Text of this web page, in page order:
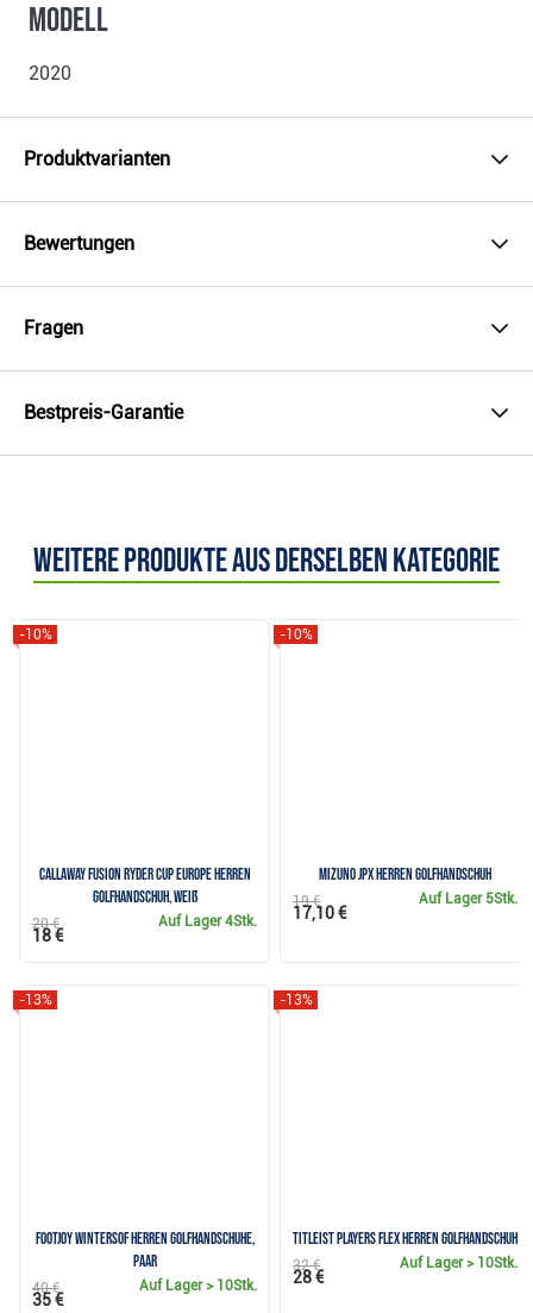
Modell
2020
Produktvarianten
Bewertungen
Fragen
Bestpreis-Garantie
Weitere Produkte aus derselben Kategorie
Callaway Fusion Ryder Cup Europe Herren
Golfhandschuh, weiß
-10%
Auf Lager4Stk.
20 €
18 €
Mizuno JPX Herren Golfhandschuh
-10%
Auf Lager 5Stk.
19 €
17,10 €
FootJoy WinterSof Herren Golfhandschuhe,
Paar
-13%
Auf Lager> 10Stk.
40 €
35 €
Titleist Players Flex Herren Golfhandschuh
-13%
Auf Lager> 10Stk.
32 €
28 €